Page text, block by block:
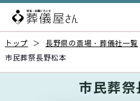
トップ ＞ 長野県の斎場・葬儀社一覧
市民葬祭長野松本
市民葬祭